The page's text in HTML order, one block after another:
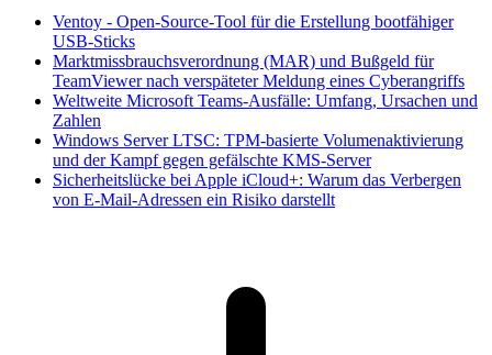
Ventoy - Open-Source-Tool für die Erstellung bootfähiger
USB-Sticks
Marktmissbrauchsverordnung (MAR) und Bußgeld für
TeamViewer nach verspäteter Meldung eines Cyberangriffs
Weltweite Microsoft Teams-Ausfälle: Umfang, Ursachen und
Zahlen
Windows Server LTSC: TPM-basierte Volumenaktivierung
und der Kampf gegen gefälschte KMS-Server
Sicherheitslücke bei Apple iCloud+: Warum das Verbergen
von E-Mail-Adressen ein Risiko darstellt